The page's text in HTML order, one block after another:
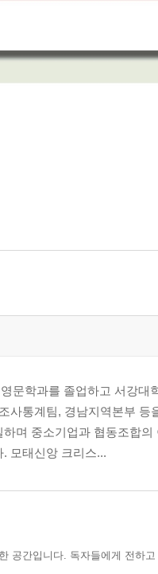
문학과를 졸업하고 서강대
사통계팀, 경남지역본부
하며 중소기업과 협동조합
모태신앙 크리스...
공간입니다. 독자들에게 전하